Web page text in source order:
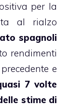
per la
al rialzo
spagnoli
rendimenti
e
7 volte
stime di